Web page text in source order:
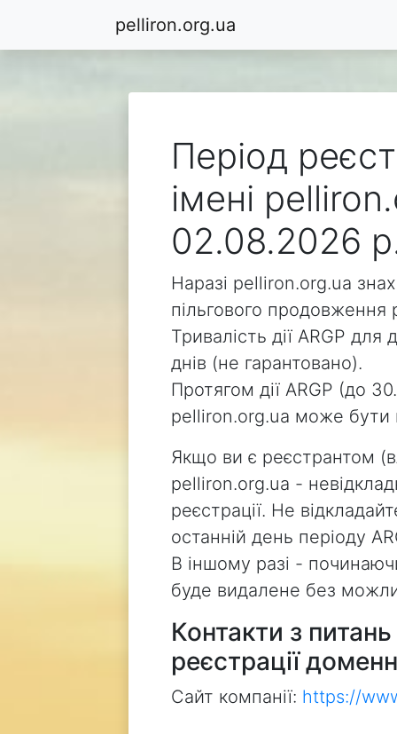
pelliron.org.ua
Період
імені
02.08.2026
Наразі pelliron.org.ua
пільгового продовження
Тривалість дії ARGP
днів (не гарантовано).
Протягом дії ARGP (до
pelliron.org.ua може бути
Якщо ви є реєстрантом
pelliron.org.ua -
реєстрації. Не
останній день періоду
В іншому разі -
буде видалене без
Контакти з
реєстрації
Сайт компанії: https://